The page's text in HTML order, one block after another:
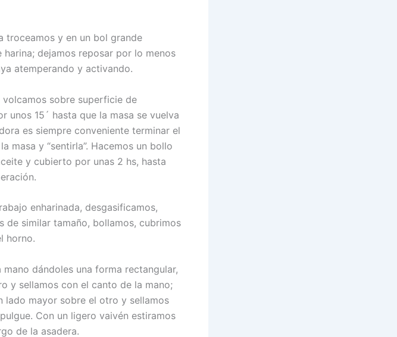
troceamos y en un bol grande
dejamos reposar por lo menos
atemperando y activando.
sobre superficie de
unos 15´ hasta que la masa se vuelva
es siempre conveniente terminar el
masa y “sentirla”. Hacemos un bollo
y cubierto por unas 2 hs, hasta
enharinada, desgasificamos,
de similar tamaño, bollamos, cubrimos
horno.
dándoles una forma rectangular,
y sellamos con el canto de la mano;
lado mayor sobre el otro y sellamos
Con un ligero vaivén estiramos
de la asadera.